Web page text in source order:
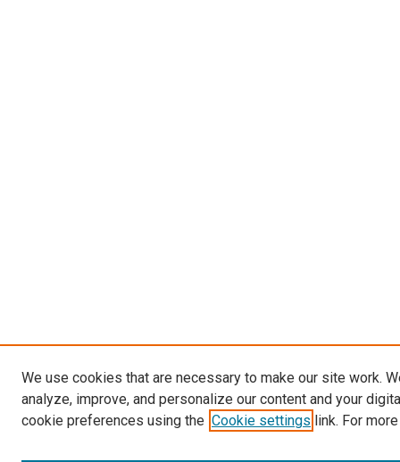
We use cookies that are necessary to make our site work.
analyze, improve, and personalize our content and your
cookie preferences using the Cookie settings link. For